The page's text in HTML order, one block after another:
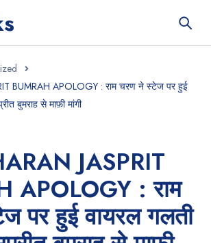
BUMRAH APOLOGY : राम चरण ने स्टेज पर हुई
बुमराह से माफ़ी मांगी
JASPRIT
APOLOGY : राम
पर हुई वायरल गलती